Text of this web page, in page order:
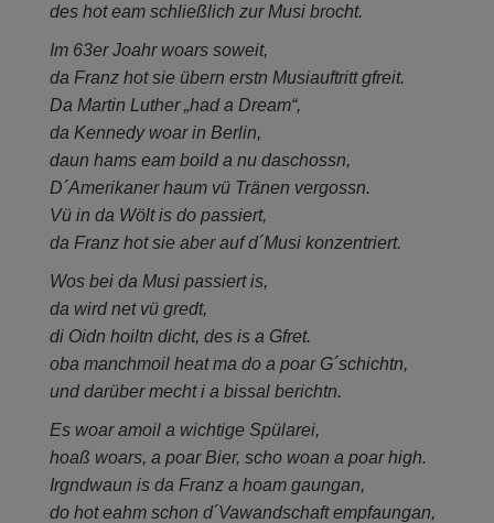
des hot eam schließlich zur Musi brocht.
Im 63er Joahr woars soweit,
da Franz hot sie übern erstn Musiauftritt gfreit.
Da Martin Luther „had a Dream“,
da Kennedy woar in Berlin,
daun hams eam boild a nu daschossn,
D´Amerikaner haum vü Tränen vergossn.
Vü in da Wölt is do passiert,
da Franz hot sie aber auf d´Musi konzentriert.
Wos bei da Musi passiert is,
da wird net vü gredt,
di Oidn hoiltn dicht, des is a Gfret.
oba manchmoil heat ma do a poar G´schichtn,
und darüber mecht i a bissal berichtn.
Es woar amoil a wichtige Spülarei,
hoaß woars, a poar Bier, scho woan a poar high.
Irgndwaun is da Franz a hoam gaungan,
do hot eahm schon d´Vawandschaft empfaungan,